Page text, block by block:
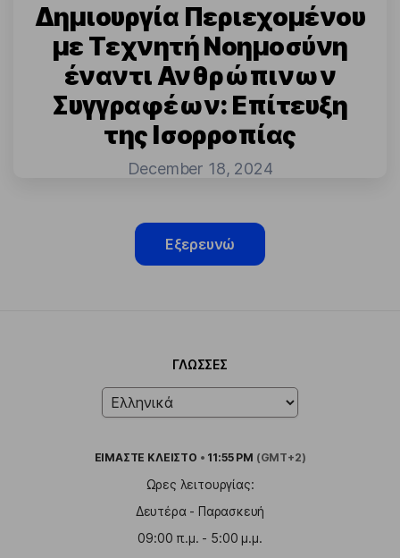
Δημιουργία Περιεχομένου
με Τεχνητή Νοημοσύνη
έναντι Ανθρώπινων
Συγγραφέων: Επίτευξη
της Ισορροπίας
December 18, 2024
Εξερευνώ
ΓΛΏΣΣΕΣ
ΕΙΜΑΣΤΕ ΚΛΕΙΣΤΟ • 11:55 PM (GMT+2)
Ωρες λειτουργίας:
Δευτέρα - Παρασκευή
09:00 π.μ. - 5:00 μ.μ.